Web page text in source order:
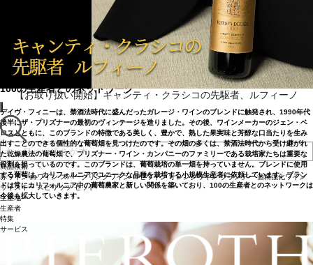
ザ・プリズナー・ワイン・カンパニー
100の生産者とのネットワーク
デイヴ・フィニーは、禁酒法時代に盛んだったガレージ・ワインのブレンドに触発され、1990年代
後半にザ・プリズナーの最初のヴィンテージを造りました。その後、ワインメーカーのジェン・ベ
ロスとともに、このブランドの特徴である美しく、豊かで、熟した果実味と芳醇な口当たりを生み
出すことのできる個性的な葡萄畑を見つけたのです。その畑の多くは、禁酒法時代から受け継がれ
た乾燥農法の葡萄畑で、プリズナー・ワイン・カンパニーのファミリーである栽培家たちは重要な
役割を担っているのです。このブランドは、葡萄栽培の単一畑を持っていません。ブレンドに使用
する葡萄は、カリフォルニアでユニークな品種を栽培する小規模生産者に依頼しています。ブラン
ドは常にカリフォルニア中の葡萄農家と新しい関係を築いており、100の生産者とのネットワークは
今後も拡大していきます。
【お取り扱い開始】キャンティ・クラシコの先駆者、ルフィーノ
商品検索
赤ワイン 白ワイン スパークリングワイン ロゼワイン オレンジワイン ブランデー 酒精強化ワイン
ウイスキー スピリッツ セット
生産地
生産者
特集
サービス